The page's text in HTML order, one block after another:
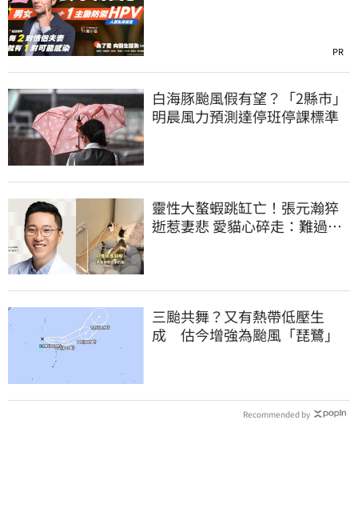
PR
白海豚颱風假有望？「2縣市」
明晨風力預測達停班停課標準
靈性大螯蝦跳缸亡！張元瀚猝
逝惹妻悲 愛貓心碎走：難過不
三颱共舞？又有熱帶低壓生
成 估今增強為颱風「琵鷺」
Recommended by